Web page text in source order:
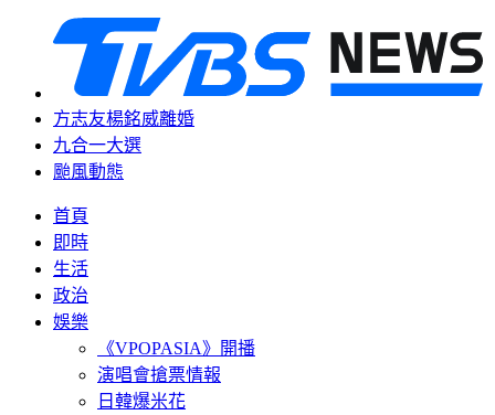
方志友楊銘威離婚
九合一大選
颱風動態
首頁
即時
生活
政治
娛樂
《VPOPASIA》開播
演唱會搶票情報
日韓爆米花